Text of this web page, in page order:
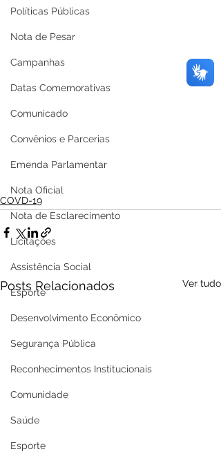
Políticas Públicas
Nota de Pesar
Campanhas
Datas Comemorativas
Comunicado
Convênios e Parcerias
Emenda Parlamentar
Nota Oficial
Nota de Esclarecimento
Licitações
Assistência Social
Esporte
Desenvolvimento Econômico
Segurança Pública
Reconhecimentos Institucionais
Comunidade
Saúde
Esporte
COVD-19
Posts Relacionados Ver tudo